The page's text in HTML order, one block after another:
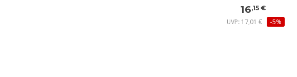
16,15 €
UVP: 17,01 €
-5%